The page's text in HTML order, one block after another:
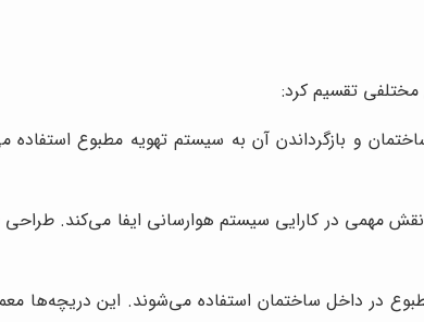
مختلفی تقسیم کرد:
و بازگرداندن آن به سیستم تهویه مطبوع
در کارایی سیستم هوارسانی ایفا می‌کند. طراحی
در داخل ساختمان استفاده می‌شوند. این دریچه‌ها